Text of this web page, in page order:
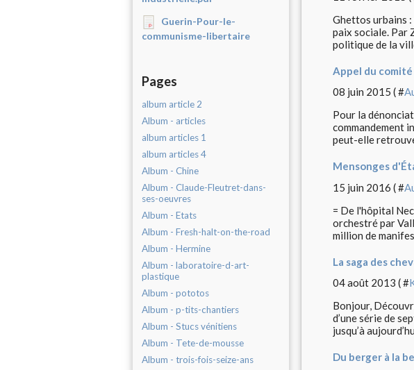
Guerin-Pour-le-
communisme-libertaire
Pages
album article 2
Album - articles
album articles 1
album articles 4
Album - Chine
Album - Claude-Fleutret-dans-
ses-oeuvres
Album - Etats
Album - Fresh-halt-on-the-road
Album - Hermine
Album - laboratoire-d-art-
plastique
Album - pototos
Album - p-tits-chantiers
Album - Stucs vénitiens
Album - Tete-de-mousse
Album - trois-fois-seize-ans
Ghettos urbains
paix sociale. Par
politique de la
Appel du comité
08 juin 2015 ( #
Pour la
commandement
peut-elle
Mensonges
15 juin 2016 ( #
= De l'hôpital
orchestré par
million de
La saga des
04 août 2013 ( #
Bonjour,
d’une série de
jusqu’à
Du berger à la